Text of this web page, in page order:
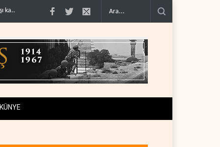
İsrail güçleri Lübnan ordusunu hedef aldı.. Foreign Affairs: ABD
KÜNYE